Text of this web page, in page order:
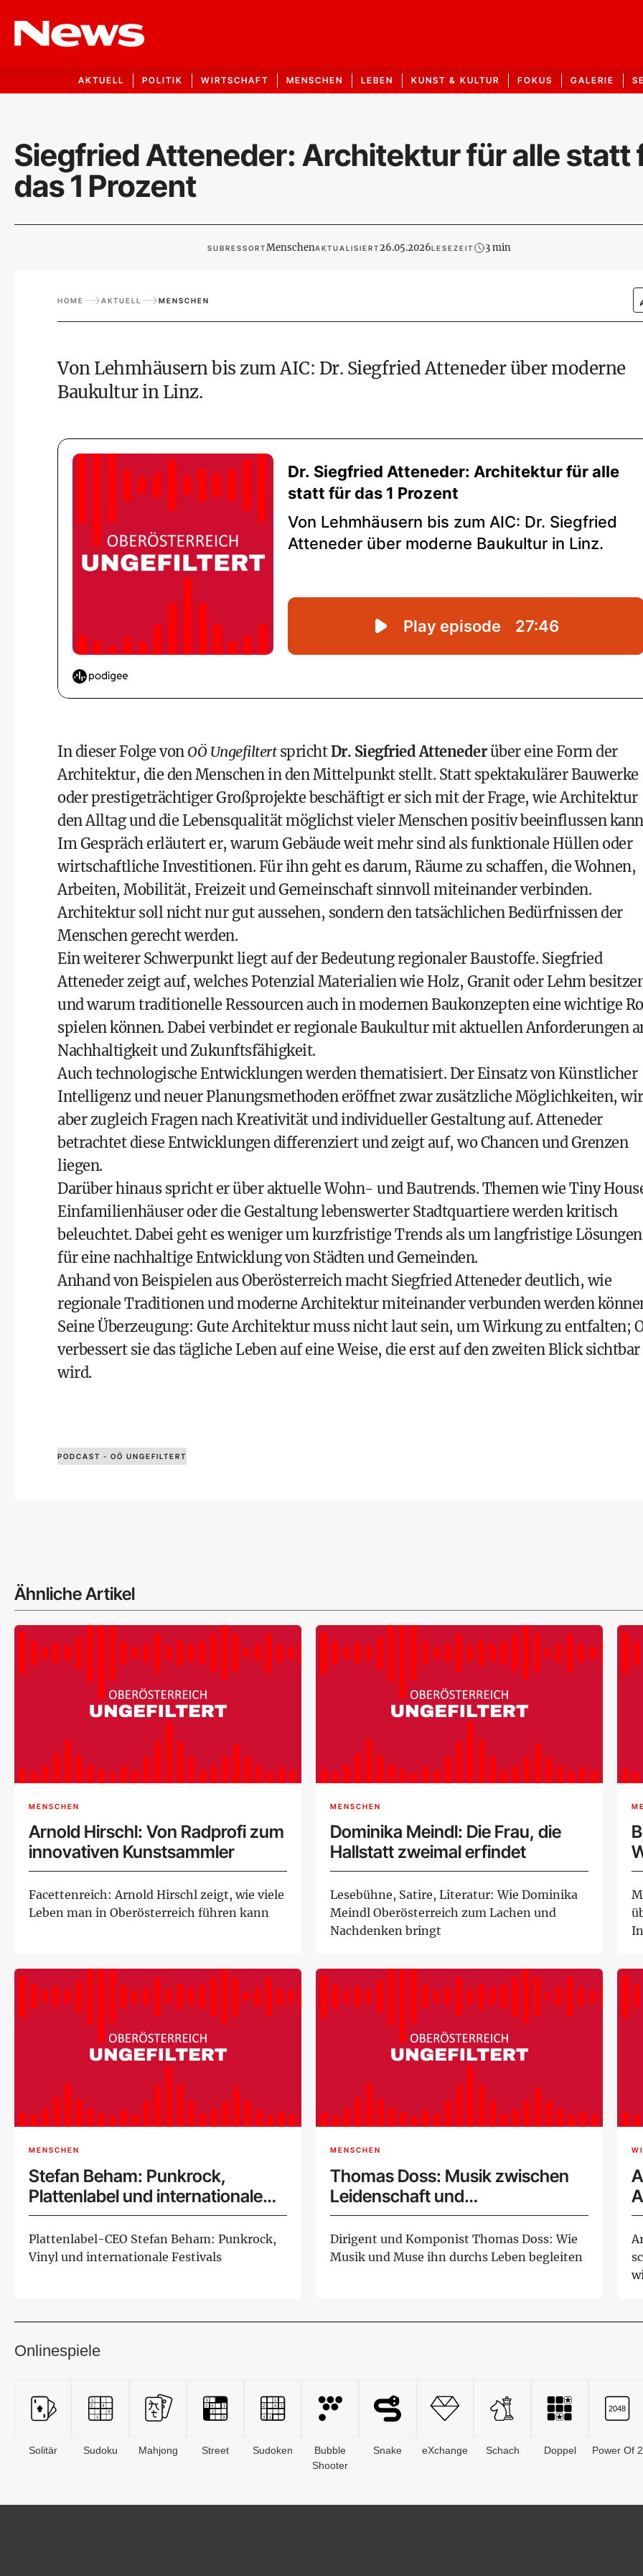
AKTUELL POLITIK WIRTSCHAFT MENSCHEN LEBEN KUNST & KULTUR FOKUS GALERIE
Siegfried Atteneder: Architektur für alle statt
das 1 Prozent
SUBRESSORTMenschenAKTUALISIERT26.05.2026LESEZEIT 3 min
HOME AKTUELL MENSCHEN
Von Lehmhäusern bis zum AIC: Dr. Siegfried Atteneder über moderne
Baukultur in Linz.
In dieser Folge von OÖ UngefiltertsprichtDr. Siegfried Attenederüber eine Form der
Architektur, die den Menschen in den Mittelpunkt stellt. Statt spektakulärer Bauwerke
oder prestigeträchtiger Großprojekte beschäftigt er sich mit der Frage, wie Architektur
den Alltag und die Lebensqualität möglichst vieler Menschen positiv beeinflussen
Im Gespräch erläutert er, warum Gebäude weit mehr sind als funktionale Hüllen oder
wirtschaftliche Investitionen. Für ihn geht es darum, Räume zu schaffen, die Wohnen,
Arbeiten, Mobilität, Freizeit und Gemeinschaft sinnvoll miteinander verbinden.
Architektur soll nicht nur gut aussehen, sondern den tatsächlichen Bedürfnissen der
Menschen gerecht werden.
Ein weiterer Schwerpunkt liegt auf der Bedeutung regionaler Baustoffe. Siegfried
Atteneder zeigt auf, welches Potenzial Materialien wie Holz, Granit oder Lehm
und warum traditionelle Ressourcen auch in modernen Baukonzepten eine wichtige
spielen können. Dabei verbindet er regionale Baukultur mit aktuellen Anforderungen
Nachhaltigkeit und Zukunftsfähigkeit.
Auch technologische Entwicklungen werden thematisiert. Der Einsatz von Künstlicher
Intelligenz und neuer Planungsmethoden eröffnet zwar zusätzliche Möglichkeiten,
aber zugleich Fragen nach Kreativität und individueller Gestaltung auf. Atteneder
betrachtet diese Entwicklungen differenziert und zeigt auf, wo Chancen und Grenzen
liegen.
Darüber hinaus spricht er über aktuelle Wohn- und Bautrends. Themen wie Tiny
Einfamilienhäuser oder die Gestaltung lebenswerter Stadtquartiere werden kritisch
beleuchtet. Dabei geht es weniger um kurzfristige Trends als um langfristige Lösungen
für eine nachhaltige Entwicklung von Städten und Gemeinden.
Anhand von Beispielen aus Oberösterreich macht Siegfried Atteneder deutlich, wie
regionale Traditionen und moderne Architektur miteinander verbunden werden
Seine Überzeugung: Gute Architektur muss nicht laut sein, um Wirkung zu entfalten;
verbessert sie das tägliche Leben auf eine Weise, die erst auf den zweiten Blick sichtbar
wird.
PODCAST - OÖ UNGEFILTERT
Ähnliche Artikel
MENSCHEN
Arnold Hirschl: Von Radprofi zum
innovativen Kunstsammler
Facettenreich: Arnold Hirschl zeigt, wie viele
Leben man in Oberösterreich führen kann
MENSCHEN
Dominika Meindl: Die Frau, die
Hallstatt zweimal erfindet
Lesebühne, Satire, Literatur: Wie Dominika
Meindl Oberösterreich zum Lachen und
Nachdenken bringt
MENSCHEN
Stefan Beham: Punkrock,
Plattenlabel und internationale
Musikszene
Plattenlabel-CEO Stefan Beham: Punkrock,
Vinyl und internationale Festivals
MENSCHEN
Thomas Doss: Musik zwischen
Leidenschaft und
internationalem Erfolg
Dirigent und Komponist Thomas Doss: Wie
Musik und Muse ihn durchs Leben begleiten
Onlinespiele
Solitär Sudoku Mahjong Street Sudoken
Bubble
Shooter
Snake eXchange Schach Doppel Power Of 2